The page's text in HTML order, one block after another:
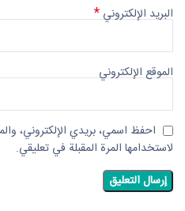
البريد الإلكتروني *
الموقع الإلكتروني
احفظ اسمي، بريدي الإلكتروني،
لاستخدامها المرة المقبلة في تعليقي.